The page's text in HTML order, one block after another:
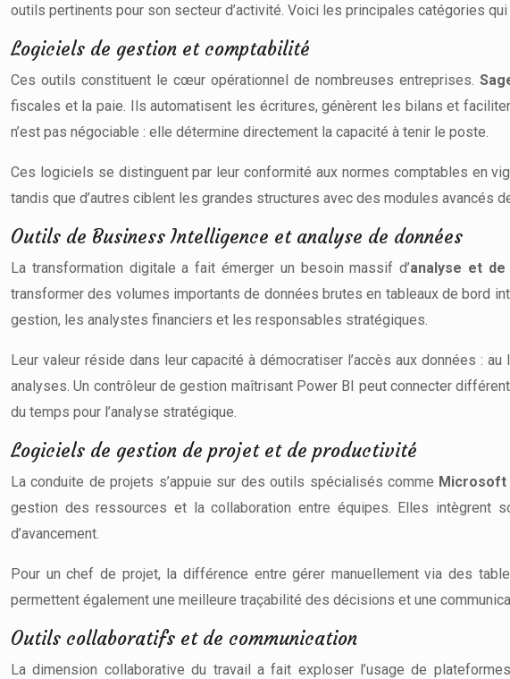
outils pertinents pour son secteur d’activité. Voici les principales catégories
Logiciels de gestion et comptabilité
Ces outils constituent le cœur opérationnel de nombreuses entreprises.
fiscales et la paie. Ils automatisent les écritures, génèrent les bilans et
n’est pas négociable : elle détermine directement la capacité à tenir le poste.
Ces logiciels se distinguent par leur conformité aux normes comptables en
tandis que d’autres ciblent les grandes structures avec des modules avancés
Outils de Business Intelligence et analyse de données
La transformation digitale a fait émerger un besoin massif d’analyse et
transformer des volumes importants de données brutes en tableaux de bord
gestion, les analystes financiers et les responsables stratégiques.
Leur valeur réside dans leur capacité à démocratiser l’accès aux données :
analyses. Un contrôleur de gestion maîtrisant Power BI peut connecter
du temps pour l’analyse stratégique.
Logiciels de gestion de projet et de productivité
La conduite de projets s’appuie sur des outils spécialisés comme Microsoft
gestion des ressources et la collaboration entre équipes. Elles intègrent
d’avancement.
Pour un chef de projet, la différence entre gérer manuellement via des
permettent également une meilleure traçabilité des décisions et une
Outils collaboratifs et de communication
La dimension collaborative du travail a fait exploser l’usage de